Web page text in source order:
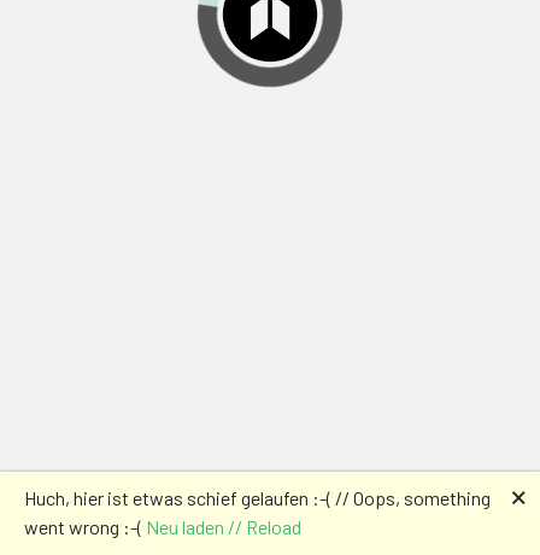
Huch, hier ist etwas schief gelaufen :-( // Oops, something
went wrong :-( Neu laden // Reload
🗙